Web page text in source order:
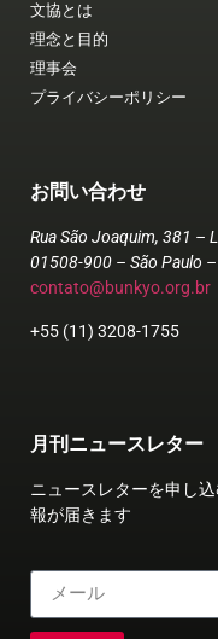
文協とは
理念と目的
理事会
プライバシーポリシー
お問い合わせ
Rua São Joaquim, 381 –
01508-900 – São Paulo –
contato@bunkyo.org.br
+55 (11) 3208-1755
月刊ニュースレター
ニュースレターを申し
報が届きます